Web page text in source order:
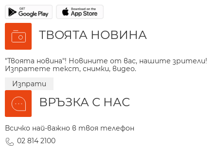
ТВОЯТА НОВИНА
"Твоята новина"! Новините от вас, нашите зрители!
Изпратете текст, снимки, видео.
Изпрати
ВРЪЗКА С НАС
Всичко най-важно в твоя телефон
02 814 2100